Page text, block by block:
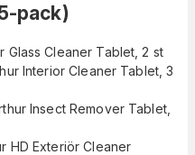
pack)
Glass Cleaner Tablet, 2 st
Interior Cleaner Tablet, 3
Insect Remover Tablet,
HD Exteriör Cleaner